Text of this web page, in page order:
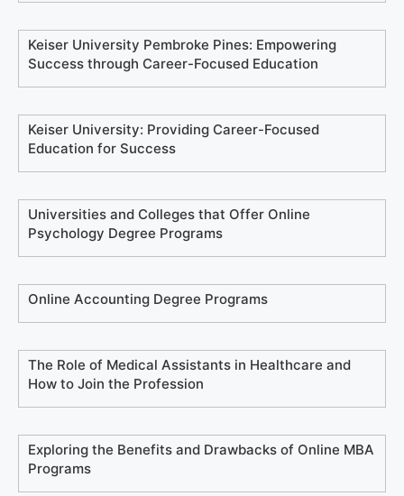
Keiser University Pembroke Pines: Empowering
Success through Career-Focused Education
Keiser University: Providing Career-Focused
Education for Success
Universities and Colleges that Offer Online
Psychology Degree Programs
Online Accounting Degree Programs
The Role of Medical Assistants in Healthcare and
How to Join the Profession
Exploring the Benefits and Drawbacks of Online MBA
Programs